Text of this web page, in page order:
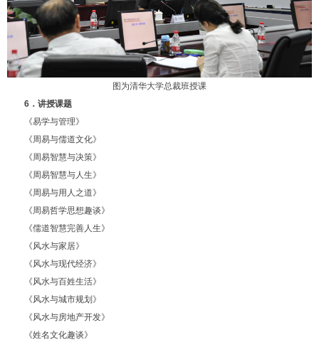
图为清华大学总裁班授课
6．讲授课题
《易学与管理》
《周易与儒道文化》
《周易智慧与决策》
《周易智慧与人生》
《周易与用人之道》
《周易哲学思想趣谈》
《儒道智慧完善人生》
《风水与家居》
《风水与现代经济》
《风水与百姓生活》
《风水与城市规划》
《风水与房地产开发》
《姓名文化趣谈》